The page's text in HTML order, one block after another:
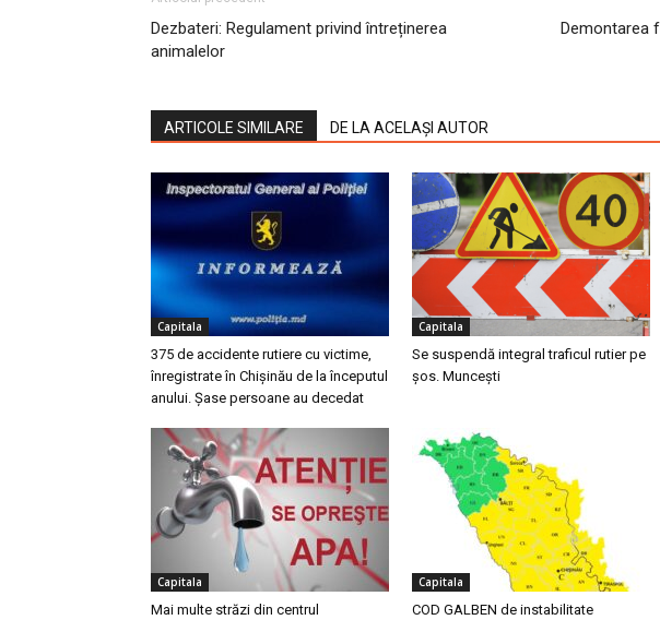
Dezbateri: Regulament privind întreținerea
animalelor
Demontarea
ARTICOLE SIMILARE DE LA ACELAȘI AUTOR
Capitala
375 de accidente rutiere cu victime,
înregistrate în Chișinău de la începutul
anului. Șase persoane au decedat
Capitala
Se suspendă integral traficul rutier pe
șos. Muncești
Capitala
Mai multe străzi din centrul
Capitala
COD GALBEN de instabilitate